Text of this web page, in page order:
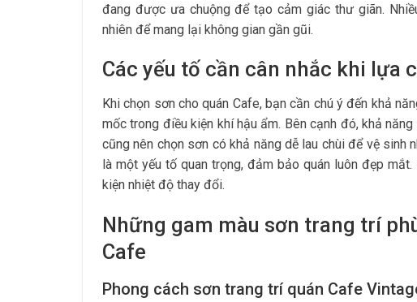
đang được ưa chuộng để tạo cảm giác thư giãn.
nhiên để mang lại không gian gần gũi.
Các yếu tố cần cân nhắc khi lựa
Khi chọn sơn cho quán Cafe, bạn cần chú ý đến khả
mốc trong điều kiện khí hậu ẩm. Bên cạnh đó, khả
cũng nên chọn sơn có khả năng dễ lau chùi để vệ sinh
là một yếu tố quan trọng, đảm bảo quán luôn đẹp
kiện nhiệt độ thay đổi.
Những gam màu sơn trang trí
Cafe
Phong cách sơn trang trí quán Cafe